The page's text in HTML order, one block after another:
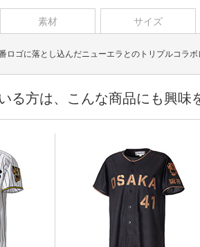
素材 サイズ
ロゴに落とし込んだニューエラとのトリプルコラボ
る方は、こんな商品にも興味